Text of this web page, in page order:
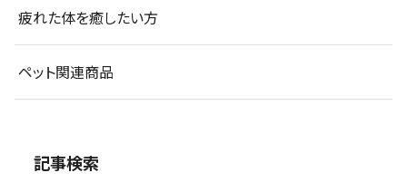
疲れた体を癒したい方
ペット関連商品
記事検索